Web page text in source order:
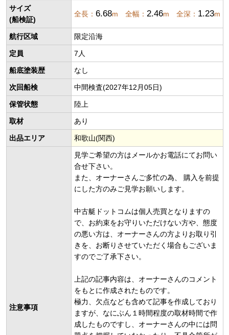
サイズ
(船検証)
全長： 6.68m 全幅： 2.46m 全深： 1.23m
航行区域 限定沿海
定員 7人
船底塗装歴 なし
次回船検 中間検査(2027年12月05日)
保管状態 陸上
取材 あり
出品エリア 和歌山(関西)
注意事項
見学ご希望の方はメールかお電話にてお問い
合せ下さい。
また、オーナーさんご多忙の為、 購入を前提
にした方のみご見学お願いします。
中古艇ドットコムは個人売買となりますの
で、お約束をお守りいただけない方や、態度
の悪い方は、オーナーさんの方よりお取り引
きを、お断りさせていただく場合もございま
すのでご了承下さい。
上記の記事内容は、オーナーさんのコメント
をもとに作成されたものです。
極力、欠点なども含めて記事を作成しており
ますが、なにぶん１時間程度の取材時間で作
成したものですし、オーナーさんの中には問